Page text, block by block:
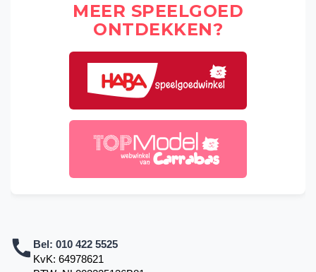
MEER SPEELGOED
ONTDEKKEN?
Bel: 010 422 5525
KvK: 64978621